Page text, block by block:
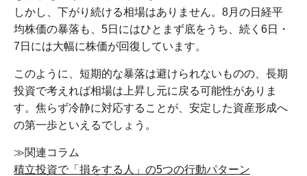
しかし、下がり続ける相場はありません。8月の日経平
均株価の暴落も、5日にはひとまず底をうち、続く6日・
7日には大幅に株価が回復しています。
このように、短期的な暴落は避けられないものの、長期
投資で考えれば相場は上昇し元に戻る可能性がありま
す。焦らず冷静に対応することが、安定した資産形成へ
の第一歩といえるでしょう。
≫関連コラム
積立投資で「損をする人」の5つの行動パターン